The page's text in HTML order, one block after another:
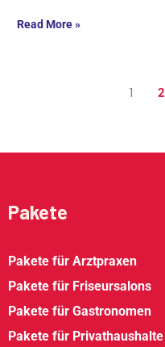
Read More »
1 2
Pakete
Pakete für Arztpraxen
Pakete für Friseursalons
Pakete für Gastronomen
Pakete für Privathaushalte